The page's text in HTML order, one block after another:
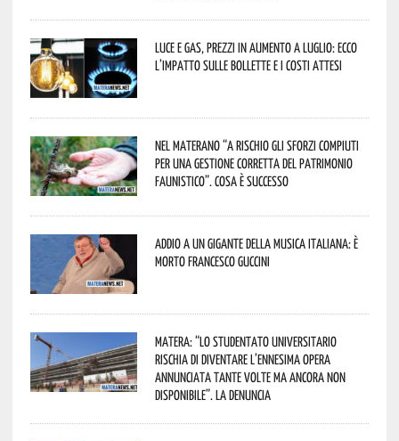
Luce e gas, prezzi in aumento a luglio: ecco
l’impatto sulle bollette e i costi attesi
Nel materano “a rischio gli sforzi compiuti
per una gestione corretta del patrimonio
faunistico”. Cosa è successo
Addio a un gigante della musica italiana: è
morto Francesco Guccini
Matera: “Lo studentato universitario
rischia di diventare l’ennesima opera
annunciata tante volte ma ancora non
disponibile”. La denuncia